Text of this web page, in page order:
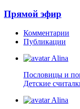
Прямой эфир
Комментарии
Публикации
Alina
Пословицы и
Детские
Alina